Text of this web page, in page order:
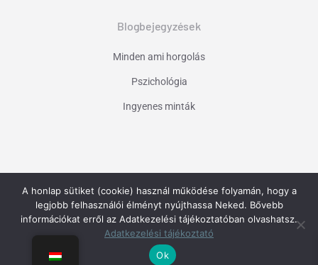
Blogbejegyzések
Minden ami horgolás
Pszichológia
Ingyenes minták
Iratkozz fel hírlevelemreés értesülj elsőként az
újdonságokról, akciókról!
Feliratkozáshoz kattints!
A honlap sütiket (cookie) használ működése folyamán, hogy a
legjobb felhasználói élményt nyújthassa Neked. Bővebb
információkat erről az Adatkezelési tájékoztatóban olvashatsz.
Adatkezelési tájékoztató
Ok